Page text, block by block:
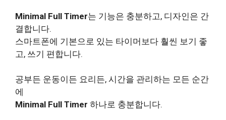
Minimal Full Timer는 기능은 충분하고, 디자인은 간
결합니다.
스마트폰에 기본으로 있는 타이머보다 훨씬 보기 좋
고, 쓰기 편합니다.
공부든 운동이든 요리든, 시간을 관리하는 모든 순간
에
Minimal Full Timer 하나로 충분합니다.